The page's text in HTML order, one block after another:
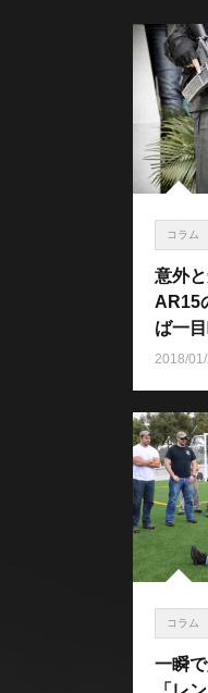
コラム
意外
AR15
ば一
2018/
コラム
一瞬